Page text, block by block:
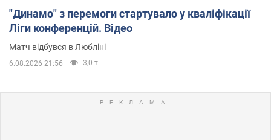
"Динамо" з перемоги стартувало у кваліфікації
Ліги конференцій. Відео
Матч відбувся в Любліні
6.08.2026 21:56 3,0 т.